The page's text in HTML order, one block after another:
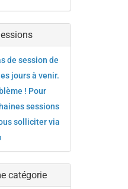
de session de
jours à venir.
! Pour
sessions
solliciter via
catégorie